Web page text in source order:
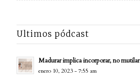
Ultimos pódcast
Madurar implica incorporar, no mutilar
enero 10, 2023 - 7:55 am